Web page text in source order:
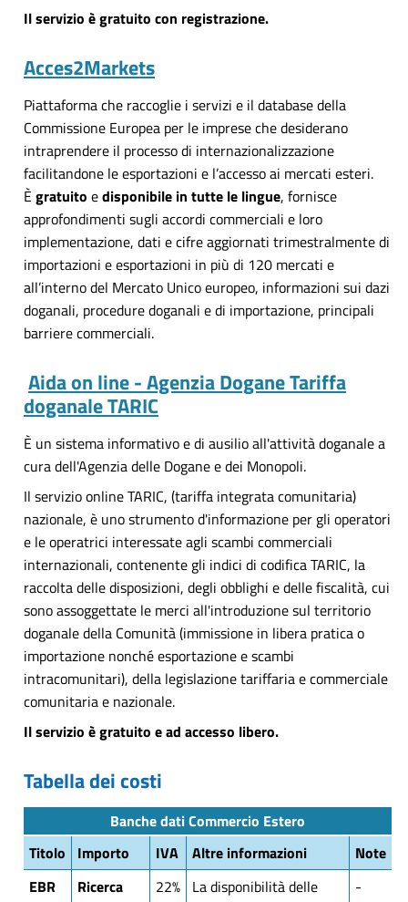
Il servizio è gratuito con registrazione.
Acces2Markets
Piattaforma che raccoglie i servizi e il database della
Commissione Europea per le imprese che desiderano
intraprendere il processo di internazionalizzazione
facilitandone le esportazioni e l’accesso ai mercati esteri.
Ègratuito edisponibile in tutte le lingue, fornisce
approfondimenti sugli accordi commerciali e loro
implementazione, dati e cifre aggiornati trimestralmente di
importazioni e esportazioni in più di 120 mercati e
all’interno del Mercato Unico europeo, informazioni sui dazi
doganali, procedure doganali e di importazione, principali
barriere commerciali.
Aida on line - Agenzia Dogane Tariffa
doganale TARIC
È un sistema informativo e di ausilio all'attività doganale a
cura dell'Agenzia delle Dogane e dei Monopoli.
Il servizio online TARIC, (tariffa integrata comunitaria)
nazionale, è uno strumento d'informazione per gli operatori
e le operatrici interessate agli scambi commerciali
internazionali, contenente gli indici di codifica TARIC, la
raccolta delle disposizioni, degli obblighi e delle fiscalità, cui
sono assoggettate le merci all'introduzione sul territorio
doganale della Comunità (immissione in libera pratica o
importazione nonché esportazione e scambi
intracomunitari), della legislazione tariffaria e commerciale
comunitaria e nazionale.
Il servizio è gratuito e ad accesso libero.
Tabella dei costi
Banche dati Commercio Estero
Titolo
Importo IVA Altre informazioni
Note
EBR
Ricerca
22% La disponibilità delle
-